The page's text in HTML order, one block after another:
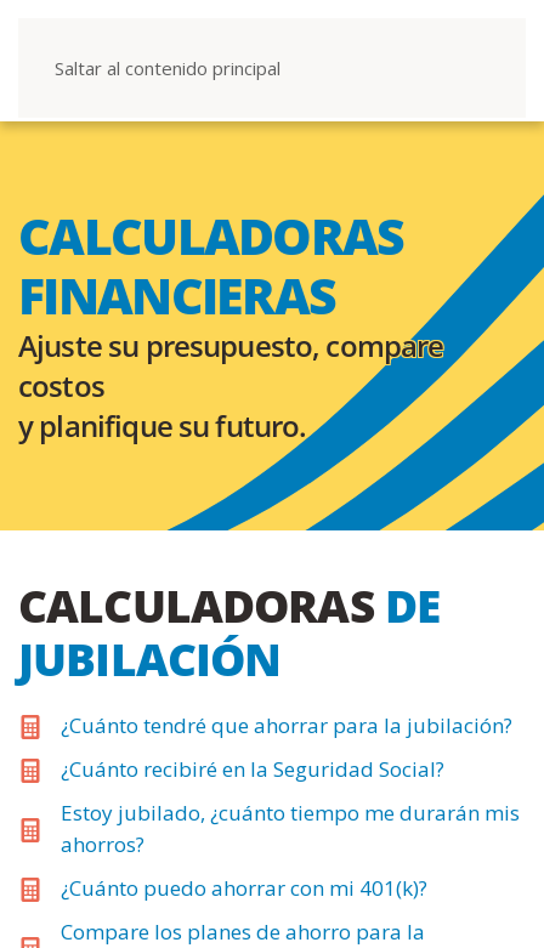
Saltar al contenido principal
CALCULADORAS
FINANCIERAS
Ajuste su presupuesto, compare
costos
y planifique su futuro.
CALCULADORAS DE
JUBILACIÓN
¿Cuánto tendré que ahorrar para la jubilación?
¿Cuánto recibiré en la Seguridad Social?
Estoy jubilado, ¿cuánto tiempo me durarán mis
ahorros?
¿Cuánto puedo ahorrar con mi 401(k)?
Compare los planes de ahorro para la